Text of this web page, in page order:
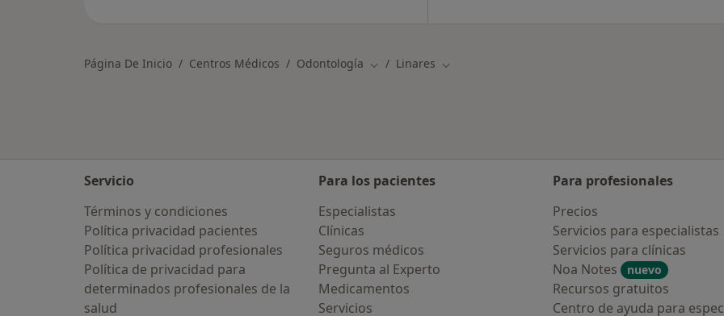
Página De Inicio Centros Médicos Odontología Cambiar de ciudad
Linares Cambiar de ciudad
Servicio
Términos y condiciones
Política privacidad pacientes
Política privacidad profesionales
Política de privacidad para
determinados profesionales de la
salud
Para los pacientes
Especialistas
Clínicas
Seguros médicos
Pregunta al Experto
Medicamentos
Servicios
Para profesionales
Precios
Servicios para especialistas
Servicios para clínicas
Noa Notes
nuevo
Recursos gratuitos
Centro de ayuda para